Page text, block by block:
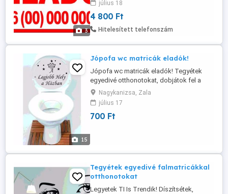
3
Minden 3-4. érdeklődő az Eladó tábla
alapján keresi fel a hirdetőt. A táblák
elkészítését rövid határidővel vállalom.
július 18
4 800 Ft
Hitelesített telefonszám
15
Jópofa wc matricák eladók!
Jópofa wc matricák eladók! Tegyétek
egyedivé otthonotokat, dobjátok fel a
sablonos illemhelyiségek hangulatát
ezekkel a különleges és vicces
matricákkal, amiket fel lehet ragasztani a
fürdőszoba illetve WC ajtajára, a WC ülőke
Nagykanizsa, Zala
július 17
700 Ft
Tegyétek egyedivé falmatricákkal
otthonotokat
Legyetek TI Is Trendik! Díszítsétek,